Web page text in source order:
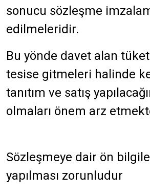
sonucu sözleşme
edilmeleridir.
Bu yönde davet alan
tesise gitmeleri halinde
tanıtım ve satış
olmaları önem arz
Sözleşmeye dair ön
yapılması zorunludur